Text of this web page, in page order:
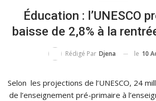
Éducation : l’UNESCO
baisse de 2,8% à la
Rédigé Par Djena le 10
Selon les projections de l’UNESCO, 24
de l’enseignement pré-primaire à